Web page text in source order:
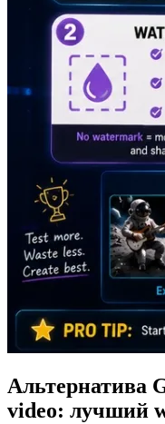
Альтернатива
video: лучший